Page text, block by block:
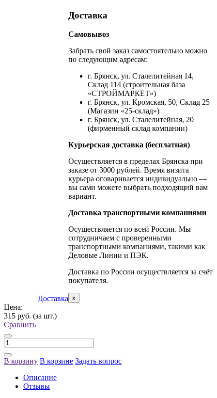
Доставка
Доставка
Самовывоз
Забрать свой заказ самостоятельно можно
по следующим адресам:
г. Брянск, ул. Сталелитейная 14,
Склад 114 (строительная база
«СТРОЙМАРКЕТ»)
г. Брянск, ул. Кромская, 50, Склад 25
(Магазин «25-склад»)
г. Брянск, ул. Сталелитейная, 20
(фирменный склад компании)
Курьерская доставка (бесплатная)
Осуществляется в пределах Брянска при
заказе от 3000 рублей. Время визита
курьера оговаривается индивидуально —
вы сами можете выбрать подходящий вам
вариант.
Доставка транспортными компаниями
Осуществляется по всей России. Мы
сотрудничаем с проверенными
транспортными компаниями, такими как
Деловые Линии и ПЭК.
Доставка по России осуществляется за счёт
покупателя.
x
Цена:
315 руб. (за шт.)
Сравнить
В корзину В корзине Задать вопрос
Описание
Отзывы